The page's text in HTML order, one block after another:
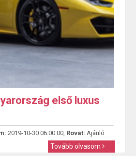
első luxus
2019-10-30 06:00:00, Rovat: Ajánló
Tovább olvasom